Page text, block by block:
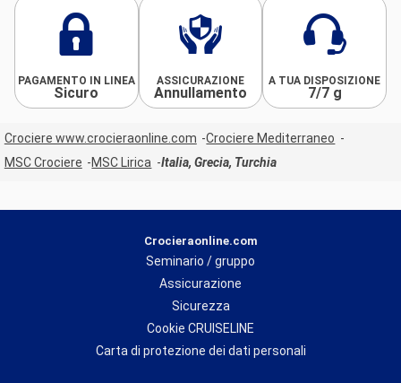
PAGAMENTO IN LINEA
Sicuro
ASSICURAZIONE
Annullamento
A TUA DISPOSIZIONE
7/7 g
Crociere www.crocieraonline.com
Crociere Mediterraneo
MSC Crociere
MSC Lirica Italia, Grecia, Turchia
Crocieraonline.com
Seminario / gruppo
Assicurazione
Sicurezza
Cookie CRUISELINE
Carta di protezione dei dati personali